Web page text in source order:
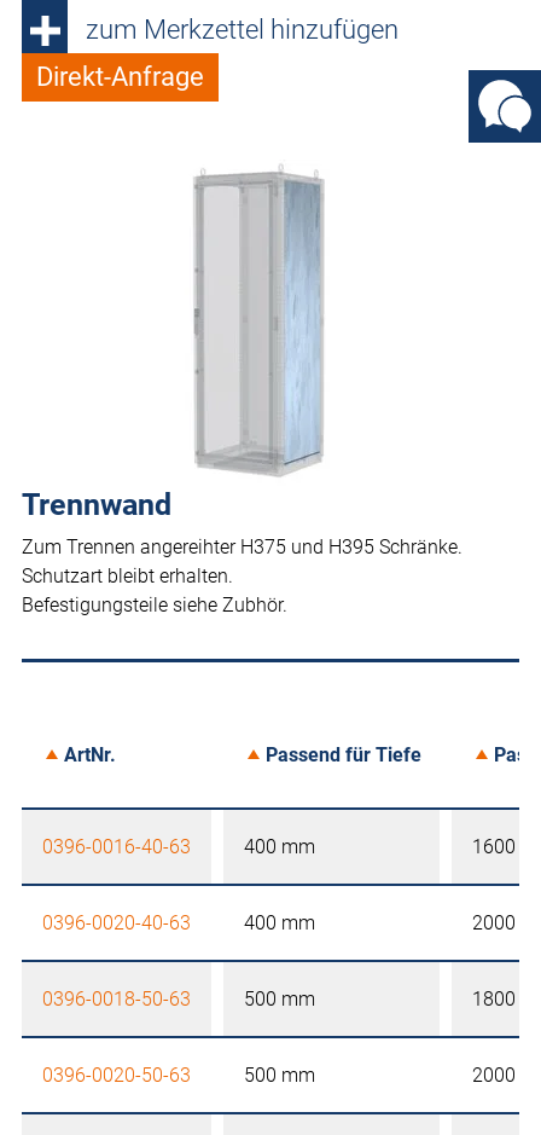
zum Merkzettel hinzufügen
Direkt-Anfrage
Trennwand
Zum Trennen angereihter H375 und H395 Schränke.
Schutzart bleibt erhalten.
Befestigungsteile siehe Zubhör.
ArtNr. Passend für Tiefe
0396-0016-40-63 400 mm 1600
0396-0020-40-63 400 mm 2000
0396-0018-50-63 500 mm 1800
0396-0020-50-63 500 mm 2000